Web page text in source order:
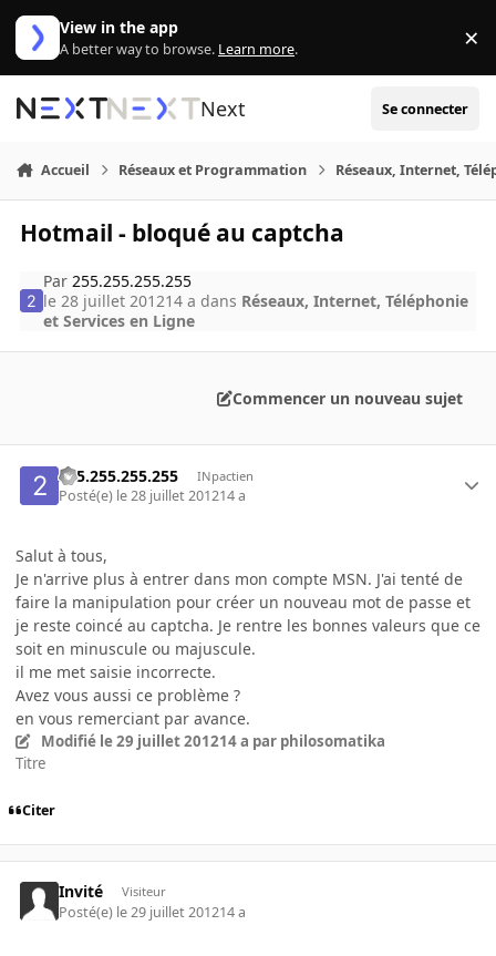
Aller au contenu
View in the app
A better way to browse. Learn more. ×
Next Se connecter
Accueil Réseaux et Programmation Réseaux, Internet,
Hotmail - bloqué au captcha
Par255.255.255.255
le 28 juillet 201214 a dans Réseaux, Internet, Téléphonie
et Services en Ligne
Commencer un nouveau sujet
255.255.255.255 INpactien
Posté(e) le 28 juillet 201214 a
Salut à tous,
Je n'arrive plus à entrer dans mon compte MSN. J'ai tenté de
faire la manipulation pour créer un nouveau mot de passe et
je reste coincé au captcha. Je rentre les bonnes valeurs que ce
soit en minuscule ou majuscule.
il me met saisie incorrecte.
Avez vous aussi ce problème ?
en vous remerciant par avance.
Modifié le 29 juillet 201214 a par philosomatika
Titre
Citer
Invité Visiteur
Posté(e) le 29 juillet 201214 a